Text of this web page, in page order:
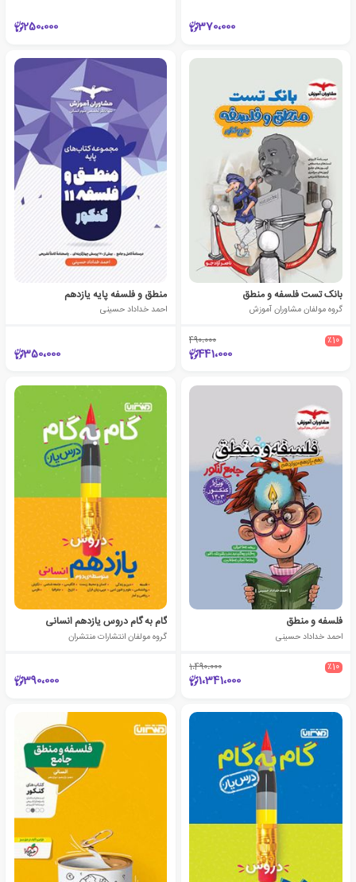
370،000 250،000
بانک تست فلسفه و منطق
گروه مولفان مشاوران آموزش
٪10 490،000
441،000
منطق و فلسفه پایه یازدهم
احمد خداداد حسینی
350،000
فلسفه و منطق
احمد خداداد حسینی
٪10 1،490،000
1،341،000
گام به گام دروس یازدهم انسانی
گروه مولفان انتشارات منتشران
390،000